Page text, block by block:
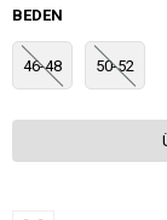
BEDEN
46-48 50-52